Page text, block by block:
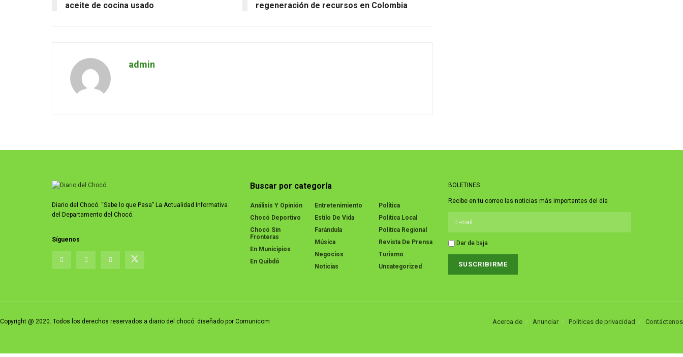
aceite de cocina usado
regeneración de recursos en Colombia
admin
Diario del Chocó. “Sabe lo que Pasa” La Actualidad Informativa
del Departamento del Chocó.
Síguenos
Buscar por categoría
Análisis Y Opinión
Chocó Deportivo
Chocó Sin
Fronteras
En Municipios
En Quibdó
Entretenimiento
Estilo De Vida
Farándula
Música
Negocios
Noticias
Política
Política Local
Política Regional
Revista De Prensa
Turismo
Uncategorized
BOLETINES
Recibe en tu correo las noticias más importantes del día
Dar de baja
Acerca de Anunciar Politicas de privacidad Contáctenos
Copyright @ 2020. Todos los derechos reservados a diario del chocó. diseñado por Comunicom